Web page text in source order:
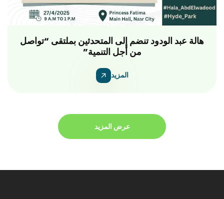
ملتقى “تواصل من أجل التنمية” يجمع خبراء
المسؤولية المجتمعية والتنمية لتعزيز الشراكات
المزيد
عرض المزيد